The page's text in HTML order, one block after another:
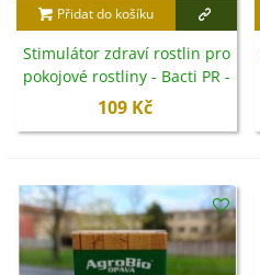
Přidat do košíku
Stimulátor zdraví rostlin pro
pokojové rostliny - Bacti PR -
100 g
109 Kč